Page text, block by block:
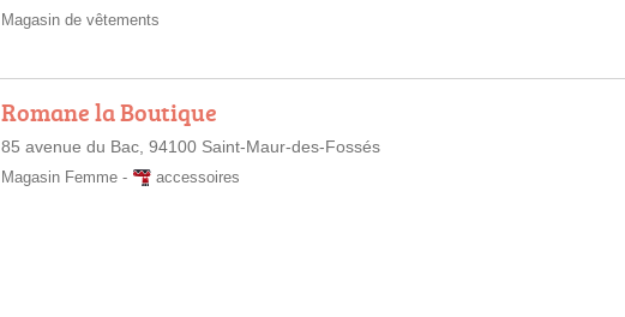
Magasin de vêtements
Romane la Boutique
85 avenue du Bac, 94100 Saint-Maur-des-Fossés
Magasin Femme - accessoires